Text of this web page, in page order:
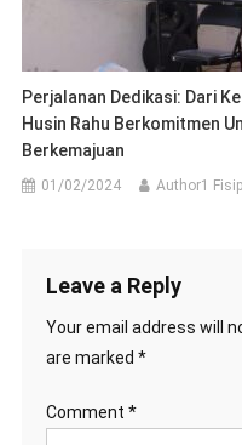
Perjalanan Dedikasi: Dari
Husin Rahu Berkomitmen
Berkemajuan
01/02/2024 Author1
Leave a Reply
Your email address will
are marked *
Comment *